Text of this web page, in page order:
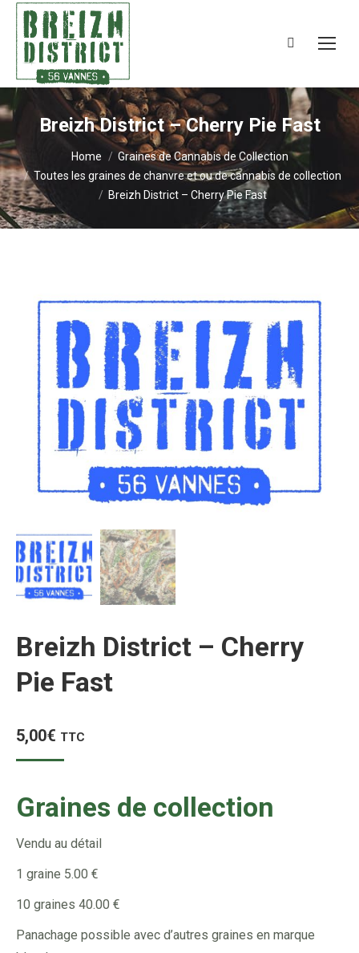
Search:
Breizh District – Cherry Pie Fast
You are here:Home
Graines de Cannabis de Collection
Toutes les graines de chanvre et ou de cannabis de collection
Breizh District – Cherry Pie Fast
Breizh District – Cherry
Pie Fast
5,00€ TTC
Graines de collection
Vendu au détail
1 graine 5.00 €
10 graines 40.00 €
Panachage possible avec d’autres graines en marque